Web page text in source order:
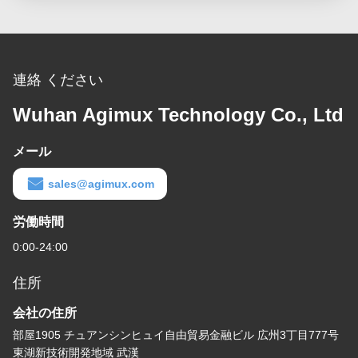
連絡 ください
Wuhan Agimux Technology Co., Ltd
メール
sales@agimux.com
労働時間
0:00-24:00
住所
会社の住所
部屋1905 チュアンシンヒュイ自由貿易金融ビル 広州3丁目777号
東湖新技術開発地域 武漢